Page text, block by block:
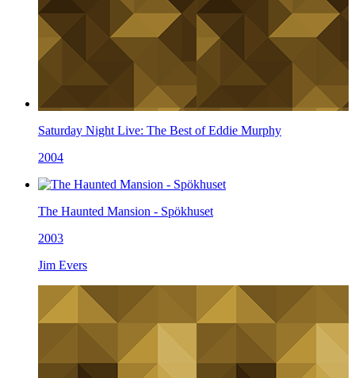
Saturday Night Live: The Best of Eddie Murphy
2004
The Haunted Mansion - Spökhuset
2003
Jim Evers